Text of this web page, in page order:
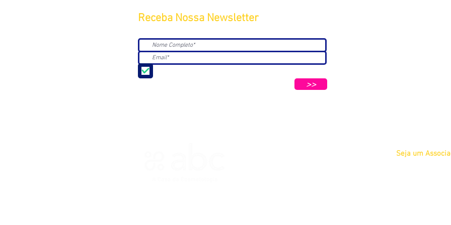
Receba Nossa Newsletter
>>
Seja um